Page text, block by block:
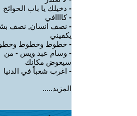
- دخيلك يا باب الحوائج
-كاااافي
- نصف انسان, نصف
يكفيني
- خطوط وخطوط
- وسام عبد ويس - من
سيعوض مكانك
- اغرب شعباً في الدنيا
المزيد.....